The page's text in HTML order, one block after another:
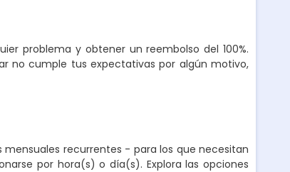
problema y obtener un reembolso del 100%.
no cumple tus expectativas por algún motivo,
recurrentes - para los que necesitan
por hora(s) o día(s). Explora las opciones